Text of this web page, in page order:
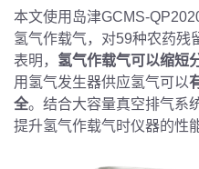
本文使用岛津GCMS-
氢气作载气，对59种农药残
表明， 氢气作载气可以缩短
用氢气发生器供应氢气可以
全。结合大容量真空排气系
提升氢气作载气时仪器的性能